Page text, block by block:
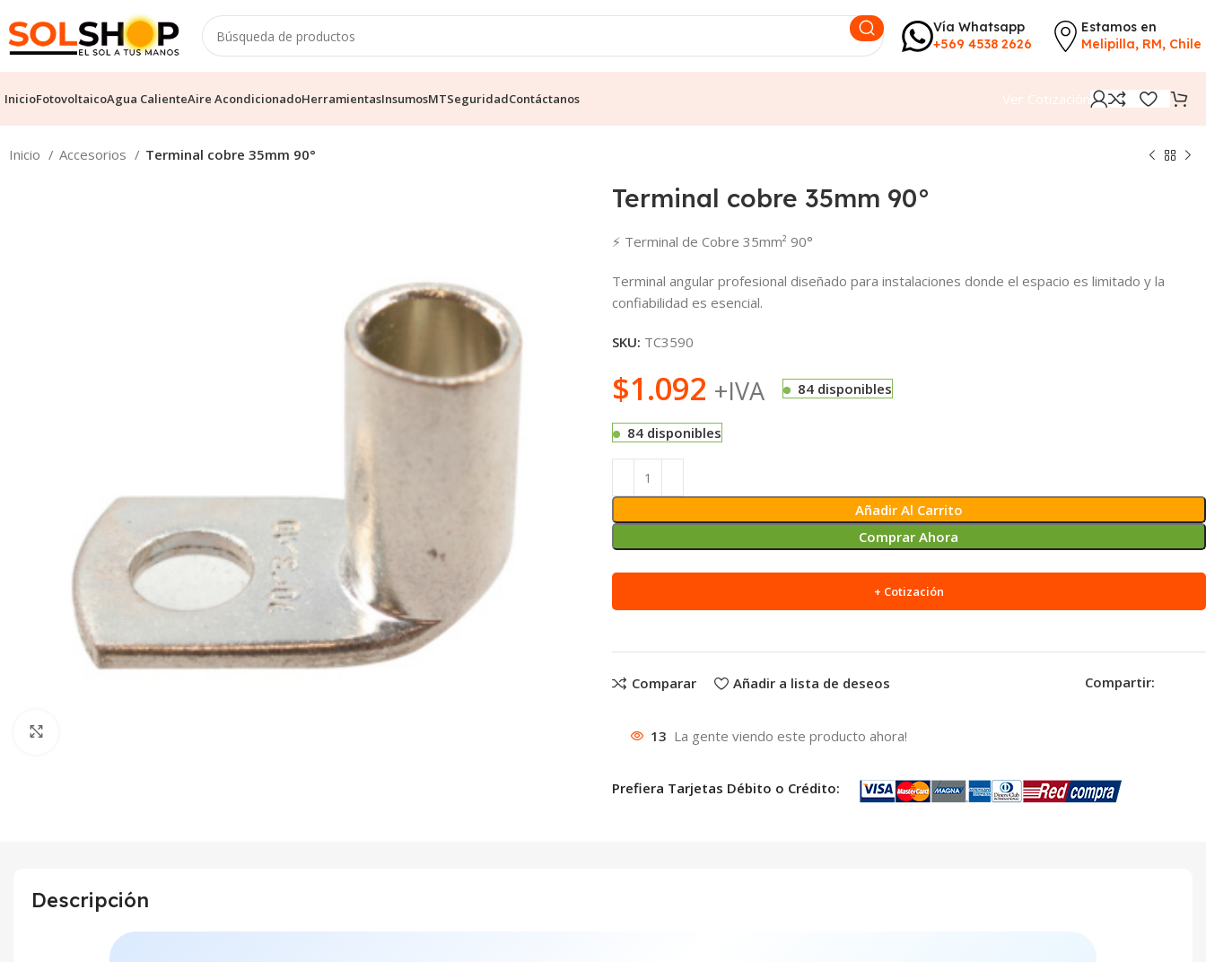
Vía Whatsapp
+569 4538 2626
Estamos en
Melipilla, RM, Chile
InicioFotovoltaicoAgua CalienteAire AcondicionadoHerramientasInsumosMTSeguridadContáctanos Ver Cotización
Inicio Accesorios Terminal cobre 35mm 90°
Terminal cobre 35mm 90°
⚡ Terminal de Cobre 35mm² 90°
Terminal angular profesional diseñado para instalaciones donde el espacio es limitado y la
confiabilidad es esencial.
SKU: TC3590
$1.092 +IVA 84 disponibles
84 disponibles
Añadir Al Carrito
Comprar Ahora
Alternative:
+ Cotización
Comparar Añadir a lista de deseos Compartir:
13 La gente viendo este producto ahora!
Prefiera Tarjetas Débito o Crédito:
Descripción